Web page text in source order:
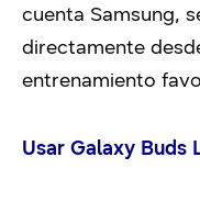
cuenta Samsung,
directamente
entrenamiento
Usar Galaxy Buds